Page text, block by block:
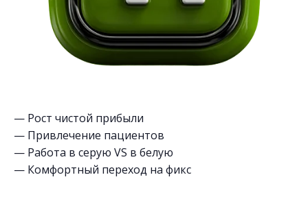
— Рост чистой прибыли
— Привлечение пациентов
— Работа в серую VS в белую
— Комфортный переход на фикс